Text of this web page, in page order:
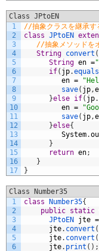
Class JPtoEN
1
2
3
4
5
6
7
8
9
10
11
12
13
14
15
16
17
//抽象クラスを継承す
class JPtoEN
//抽象メソッドを
String convert (
String en =
if( jp.equals
en =
save( jp,
}else if( jp.
en =
save( jp,
}else{
System.
}
return en;
}
}
Class Number35
1
2
3
4
5
6
class Number35{
public static
JPtoEN jte =
jte. convert (
jte. convert (
jte. print ( ) ;